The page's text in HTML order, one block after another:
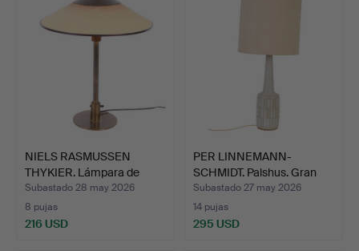
NIELS RASMUSSEN
THYKIER. Lámpara de
mesa "…
Subastado 28 may 2026
8 pujas
216 USD
PER LINNEMANN-
SCHMIDT. Palshus. Gran
lámpa…
Subastado 27 may 2026
14 pujas
295 USD